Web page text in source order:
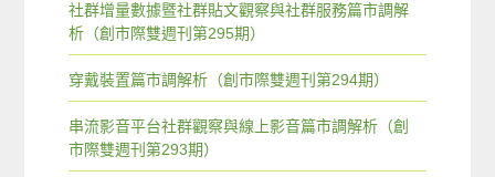
社群增量數據暨社群貼文觀察與社群服務篇市調解
析（創市際雙週刊第295期）
穿戴裝置篇市調解析（創市際雙週刊第294期）
串流影音平台社群觀察與線上影音篇市調解析（創
市際雙週刊第293期）